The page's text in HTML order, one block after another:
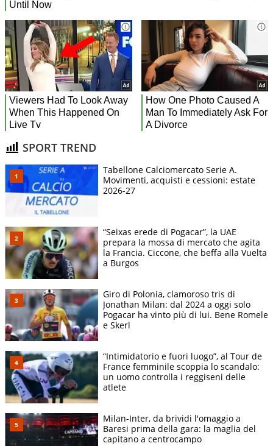
SPORT TREND
Tabellone Calciomercato Serie A.
Movimenti, acquisti e cessioni: estate
2026-27
“Seixas erede di Pogacar”, la UAE
prepara la mossa di mercato che agita
la Francia. Ciccone, che beffa alla Vuelta
a Burgos
Giro di Polonia, clamoroso tris di
Jonathan Milan: dal 2024 a oggi solo
Pogacar ha vinto più di lui. Bene Romele
e Skerl
“Intimidatorio e fuori luogo”, al Tour de
France femminile scoppia lo scandalo:
un uomo controlla i reggiseni delle
atlete
Milan-Inter, da brividi l'omaggio a
Baresi prima della gara: la maglia del
capitano a centrocampo